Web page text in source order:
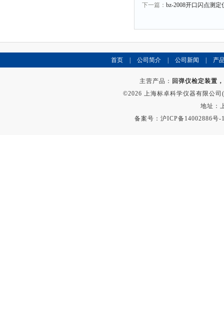
下一篇： bz-2008开口闪点测定
首页 公司简介 公司新闻 产
主营产品： 回弹仪检定装置
©2026 上海标卓科学仪器有限公
地址：
备案号：沪ICP备14002886号-